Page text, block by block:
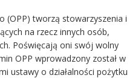
(OPP) tworzą stowarzyszenia i
na rzecz innych osób,
Poświęcają oni swój wolny
OPP wprowadzony został w
ustawy o działalności pożytku